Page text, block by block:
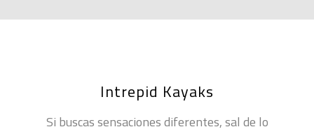
Intrepid Kayaks
Si buscas sensaciones diferentes, sal de lo